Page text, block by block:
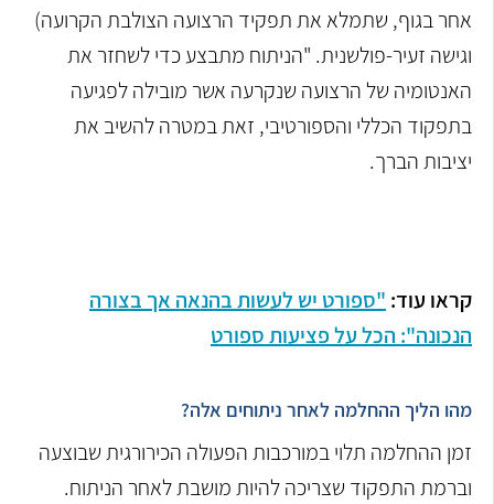
אחר בגוף, שתמלא את תפקיד הרצועה הצולבת הקרועה)
וגישה זעיר-פולשנית. "הניתוח מתבצע כדי לשחזר את
האנטומיה של הרצועה שנקרעה אשר מובילה לפגיעה
בתפקוד הכללי והספורטיבי, זאת במטרה להשיב את
יציבות הברך.
קראו עוד: "ספורט יש לעשות בהנאה אך בצורה
הנכונה": הכל על פציעות ספורט
מהו הליך ההחלמה לאחר ניתוחים אלה?
זמן ההחלמה תלוי במורכבות הפעולה הכירורגית שבוצעה
וברמת התפקוד שצריכה להיות מושבת לאחר הניתוח.